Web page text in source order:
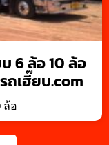
6 ล้อ 10 ล้อ
ถเฮี๊ยบ.com
ล้อ